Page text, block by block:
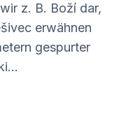
z. B. Boží dar,
erwähnen
gespurter